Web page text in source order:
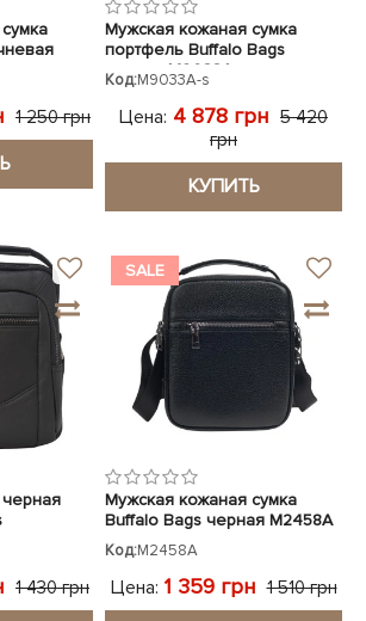
1 250 грн
Мужская кожаная сумка
портфель Buffalo Bags
черная M9033A
Код:M9033A-s
Цена: 4 878 грн 5 420
грн
КУПИТЬ
1 430 грн
SALE
Мужская кожаная сумка
Buffalo Bags черная M2458A
Код:M2458A
Цена: 1 359 грн 1 510 грн